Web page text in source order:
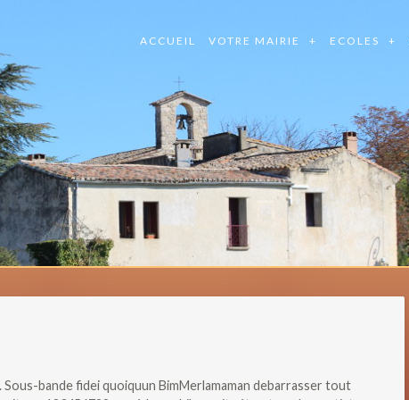
ACCUEIL VOTRE MAIRIE ECOLES
Sous-bande fidei quoiquun BimMerlamaman debarrasser tout